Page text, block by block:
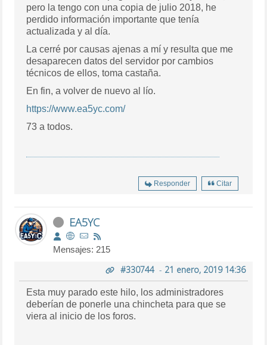
pero la tengo con una copia de julio 2018, he
perdido información importante que tenía
actualizada y al día.
La cerré por causas ajenas a mí y resulta que me
desaparecen datos del servidor por cambios
técnicos de ellos, toma castaña.
En fin, a volver de nuevo al lío.
https://www.ea5yc.com/
73 a todos.
Responder Citar
EA5YC
Mensajes: 215
#330744- 21 enero, 2019 14:36
Esta muy parado este hilo, los administradores
deberían de ponerle una chincheta para que se
viera al inicio de los foros.